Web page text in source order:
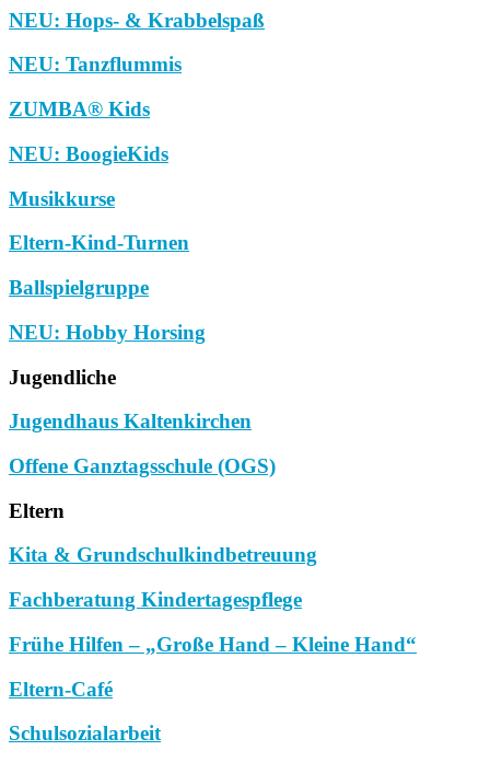
NEU: Hops- & Krabbelspaß
NEU: Tanzflummis
ZUMBA® Kids
NEU: BoogieKids
Musikkurse
Eltern-Kind-Turnen
Ballspielgruppe
NEU: Hobby Horsing
Jugendliche
Jugendhaus Kaltenkirchen
Offene Ganztagsschule (OGS)
Eltern
Kita & Grundschulkindbetreuung
Fachberatung Kindertagespflege
Frühe Hilfen – „Große Hand – Kleine Hand“
Eltern-Café
Schulsozialarbeit